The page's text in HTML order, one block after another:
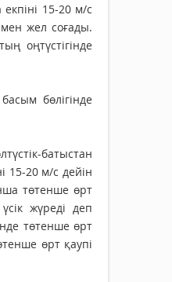
екпіні 15-20 м/с
жел соғады.
оңтүстігінде
бөлігінде
батыстан
15-20 м/с дейін
төтенше өрт
жүреді деп
төтенше өрт
өрт қаупі